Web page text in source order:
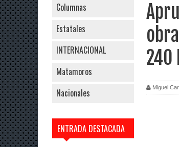
Columnas
Estatales
INTERNACIONAL
Matamoros
Nacionales
ENTRADA DESTACADA
240
Miguel